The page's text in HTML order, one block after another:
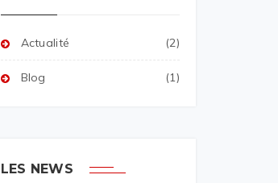
Actualité (2)
Blog (1)
LES NEWS